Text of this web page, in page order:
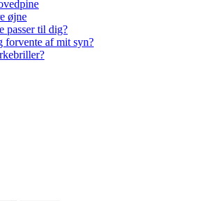
øjne
passer til dig?
forvente af mit syn?